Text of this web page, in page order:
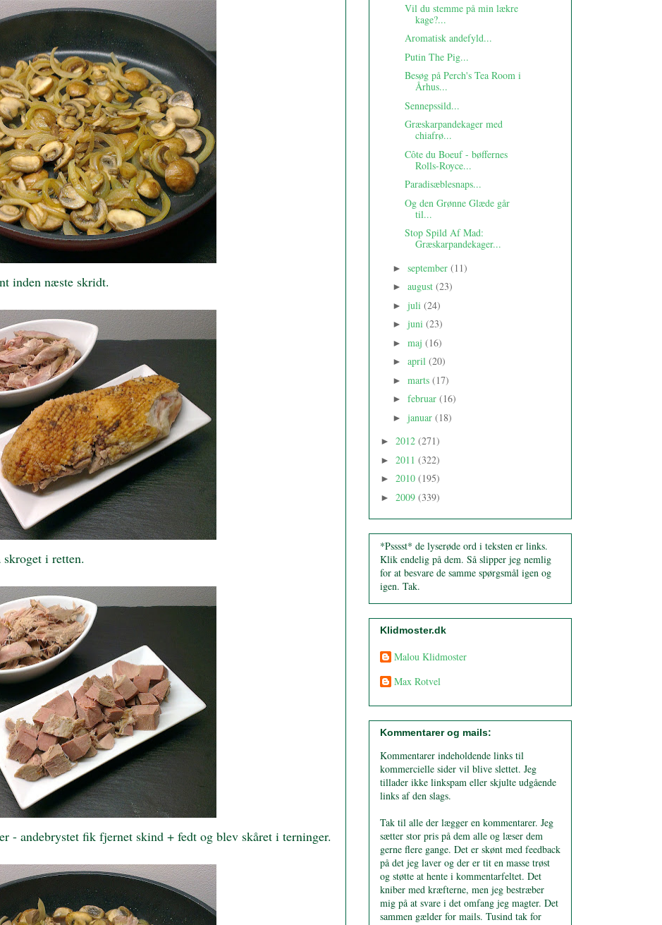
inden næste skridt.
i retten.
- andebrystet fik fjernet skind + fedt og blev skåret i terninger.
Vil du stemme på min lækre
kage?...
Aromatisk andefyld...
Putin The Pig...
Besøg på Perch's Tea Room i
Århus...
Sennepssild...
Græskarpandekager med
chiafrø...
Côte du Boeuf - bøffernes
Rolls-Royce...
Paradisæblesnaps...
Og den Grønne Glæde går
til...
Stop Spild Af Mad:
Græskarpandekager...
► september (11)
► august (23)
► juli (24)
► juni (23)
► maj (16)
► april (20)
► marts (17)
► februar (16)
► januar (18)
► 2012 (271)
► 2011 (322)
► 2010 (195)
► 2009 (339)
*Psssst* de lyserøde ord i teksten er links.
Klik endelig på dem. Så slipper jeg nemlig
for at besvare de samme spørgsmål igen og
igen. Tak.
Klidmoster.dk
Malou Klidmoster
Max Rotvel
Kommentarer og mails:
Kommentarer indeholdende links til
kommercielle sider vil blive slettet. Jeg
tillader ikke linkspam eller skjulte udgående
links af den slags.
Tak til alle der lægger en kommentarer. Jeg
sætter stor pris på dem alle og læser dem
gerne flere gange. Det er skønt med feedback
på det jeg laver og der er tit en masse trøst
og støtte at hente i kommentarfeltet. Det
kniber med kræfterne, men jeg bestræber
mig på at svare i det omfang jeg magter. Det
sammen gælder for mails. Tusind tak for